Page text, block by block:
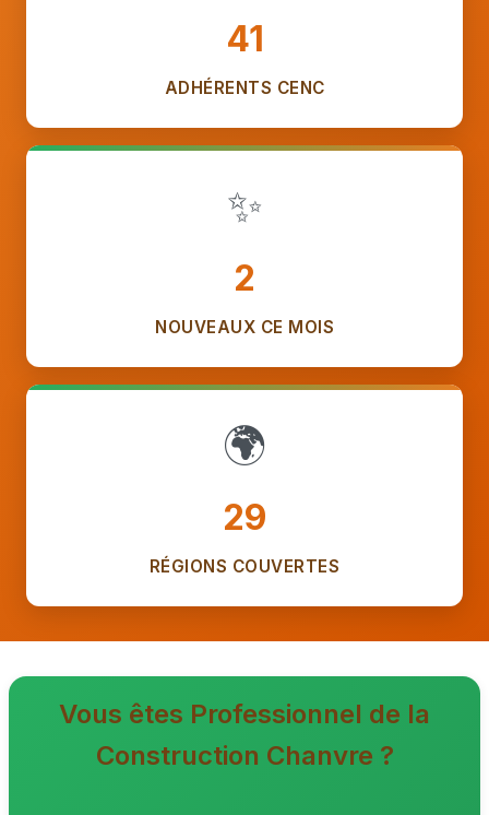
41
ADHÉRENTS CENC
✨
2
NOUVEAUX CE MOIS
🌍
29
RÉGIONS COUVERTES
Vous êtes Professionnel de la
Construction Chanvre ?